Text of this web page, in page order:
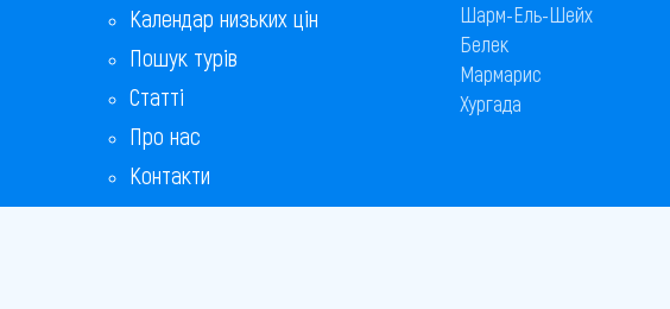
Календар низьких цін
Пошук турів
Статті
Про нас
Контакти
Бонусна програма
Шарм-Ель-Шейх
Белек
Мармарис
Хургада